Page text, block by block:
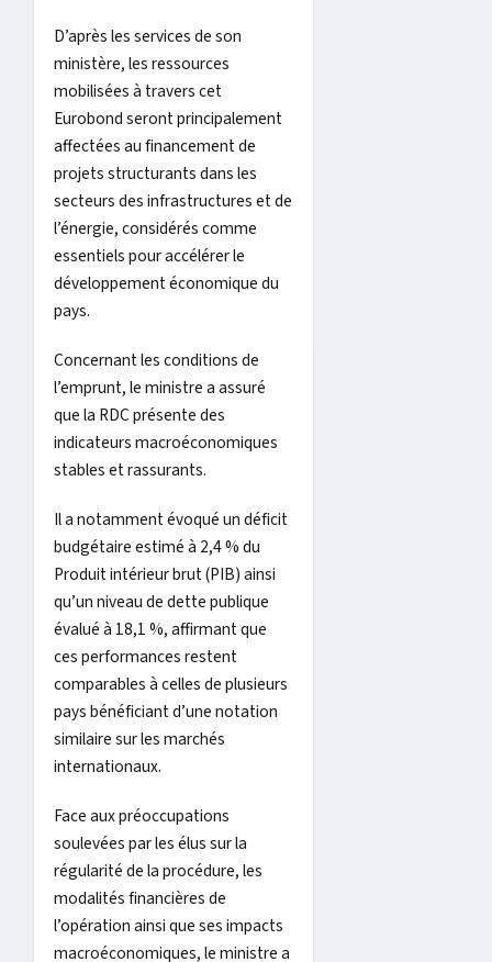
D’après les services de son
ministère, les ressources
mobilisées à travers cet
Eurobond seront principalement
affectées au financement de
projets structurants dans les
secteurs des infrastructures et de
l’énergie, considérés comme
essentiels pour accélérer le
développement économique du
pays.
Concernant les conditions de
l’emprunt, le ministre a assuré
que la RDC présente des
indicateurs macroéconomiques
stables et rassurants.
Il a notamment évoqué un déficit
budgétaire estimé à 2,4 % du
Produit intérieur brut (PIB) ainsi
qu’un niveau de dette publique
évalué à 18,1 %, affirmant que
ces performances restent
comparables à celles de plusieurs
pays bénéficiant d’une notation
similaire sur les marchés
internationaux.
Face aux préoccupations
soulevées par les élus sur la
régularité de la procédure, les
modalités financières de
l’opération ainsi que ses impacts
macroéconomiques, le ministre a